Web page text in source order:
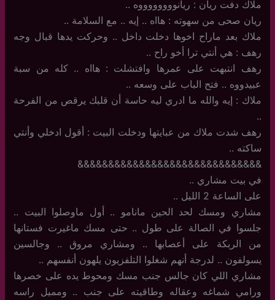
ملاك دفت ريان : ريانووووووووه ..
ريان صحى من سهوته : هااه .. إيه .. مع السلامة ..
ملاك بعد ماراح اخوها دخلت داخل .. وحركت يدها قبال وجه
رهف : هي أنتي ترا أخو راح ..
رهف انتبهت على عمرها وافتشلت : هااه .. كله من سبة
عبيدووه .. فتح الباب على وسعه ..
ملاك : إيه والله ما ادري ليه حاسة أن قلبك يرقص من الفرحة
..
رهف شدت ملاك من عبايتها ودخلت البيت : أقول ادخلي وأنتي
ساكته ..
&&&&&&&&&&&&&&&&&&&&&&&&&&&&&&
في بيت مشاري ..
على الساعة 2 الليل ..
مشاري ومسك لحد الحين مانامو .. أول ماوصلوا البيت ..
جلسوا في الصالة على طول .. حتى مسك ماغيرت فستانها
من الربكة على أعصابها .. ومشاري مروق .. وجالسين
يسولفون .. لدرجة أنهم شغلوا التلفزيون يلهون أنفسهم ..
مشاري اللي كان جالس جنب مسك ومحوط يده على خصرها
ورامي شماغه وعقاله وطاقيته على جنب .. ومميل راسه